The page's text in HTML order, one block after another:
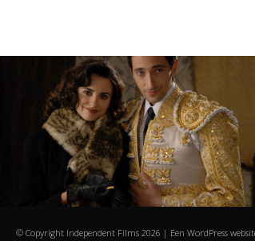
© Copyright Independent Films 2026 | Een WordPress